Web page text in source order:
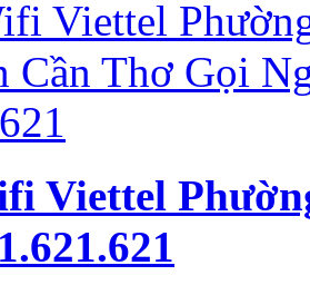
Viettel